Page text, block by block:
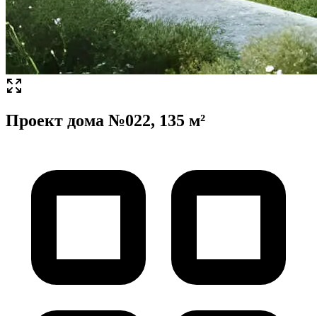
Проект дома №022, 135 м²